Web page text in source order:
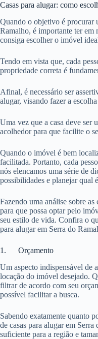
Casas para alugar: como
Quando o objetivo é procurar
Ramalho, é importante ter em
consiga escolher o imóvel
Tendo em vista que, cada
propriedade correta é
Afinal, é necessário ser
alugar, visando fazer a
Uma vez que a casa deve ser
acolhedor para que facilite o
Quando o imóvel é bem
facilitada. Portanto, cada
nós elencamos uma série de
possibilidades e planejar qual
Fazendo uma análise sobre
para que possa optar pelo
seu estilo de vida. Confira o
para alugar em Serra do
1. Orçamento
Um aspecto indispensável de
locação do imóvel desejado.
filtrar de acordo com seu
possível facilitar a busca.
Sabendo exatamente quanto
de casas para alugar em
suficiente para a região e